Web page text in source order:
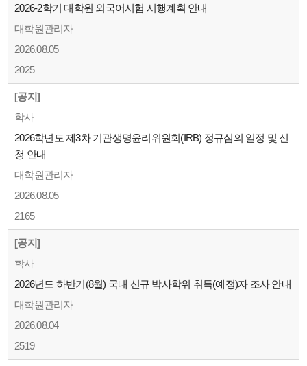
2026-2학기 대학원 외국어시험 시행계획 안내
대학원관리자
2026.08.05
2025
[공지]
학사
2026학년도 제3차 기관생명윤리위원회(IRB) 정규심의 일정 및 신
청 안내
대학원관리자
2026.08.05
2165
[공지]
학사
2026년도 하반기(8월) 국내 신규 박사학위 취득(예정)자 조사 안내
대학원관리자
2026.08.04
2519